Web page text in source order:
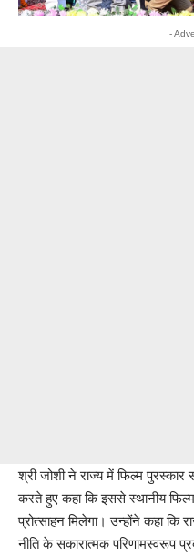
-
श्री जोशी ने राज्य में फिल्म
करते हुए कहा कि इससे स्थानीय
प्रोत्साहन मिलेगा। उन्होंने कहा कि
नीति के सकारात्मक परिणामस्वरूप